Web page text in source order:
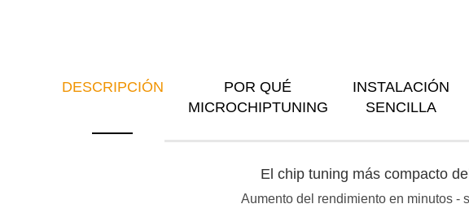
DESCRIPCIÓN
POR QUÉ
MICROCHIPTUNING
INSTALACIÓN
SENCILLA
El chip tuning más compacto
Aumento del rendimiento en minutos -